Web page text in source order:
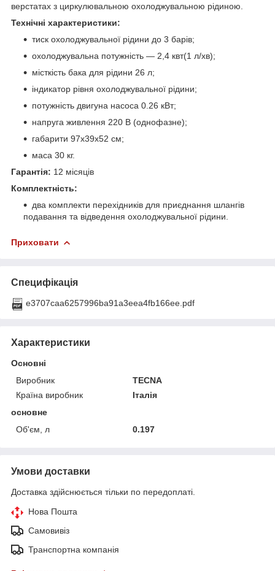
верстатах з циркулювальною охолоджувальною рідиною.
Технічні характеристики:
тиск охолоджувальної рідини до 3 барів;
охолоджувальна потужність — 2,4 квт(1 л/хв);
місткість бака для рідини 26 л;
індикатор рівня охолоджувальної рідини;
потужність двигуна насоса 0.26 кВт;
напруга живлення 220 В (однофазне);
габарити 97х39х52 см;
маса 30 кг.
Гарантія: 12 місяців
Комплектність:
два комплекти перехідників для приєднання шлангів
подавання та відведення охолоджувальної рідини.
Приховати
Специфікація
e3707caa6257996ba91a3eea4fb166ee.pdf
Характеристики
Основні
Виробник
TECNA
Країна виробник
Італія
основне
Об'єм, л
0.197
Умови доставки
Доставка здійснюється тільки по передоплаті.
Нова Пошта
Самовивіз
Транспортна компанія